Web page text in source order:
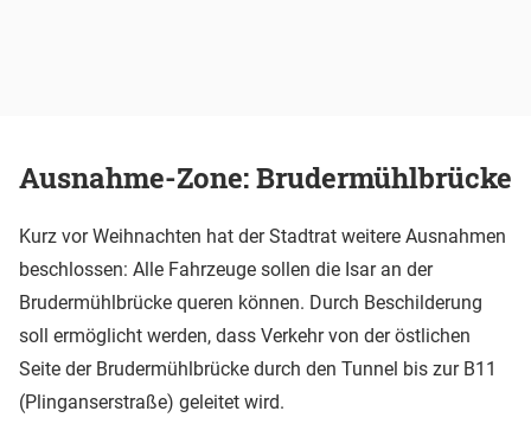
Ausnahme-Zone: Brudermühlbrücke
Kurz vor Weihnachten hat der Stadtrat weitere Ausnahmen
beschlossen: Alle Fahrzeuge sollen die Isar an der
Brudermühlbrücke queren können. Durch Beschilderung
soll ermöglicht werden, dass Verkehr von der östlichen
Seite der Brudermühlbrücke durch den Tunnel bis zur B11
(Plinganserstraße) geleitet wird.